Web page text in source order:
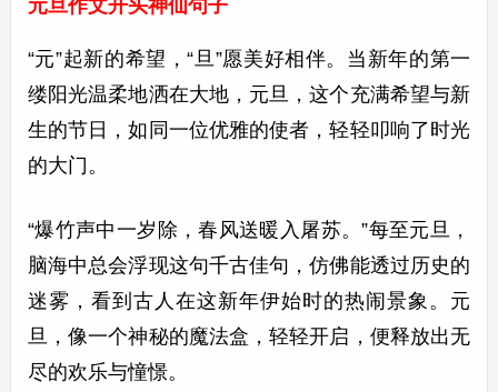
元旦作文开头神仙句子
“元”起新的希望，“旦”愿美好相伴。当新年的第一
缕阳光温柔地洒在大地，元旦，这个充满希望与新
生的节日，如同一位优雅的使者，轻轻叩响了时光
的大门。
“爆竹声中一岁除，春风送暖入屠苏。”每至元旦，
脑海中总会浮现这句千古佳句，仿佛能透过历史的
迷雾，看到古人在这新年伊始时的热闹景象。元
旦，像一个神秘的魔法盒，轻轻开启，便释放出无
尽的欢乐与憧憬。